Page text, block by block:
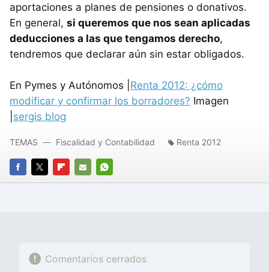
aportaciones a planes de pensiones o donativos.
En general, si queremos que nos sean aplicadas
deducciones a las que tengamos derecho,
tendremos que declarar aún sin estar obligados.
En Pymes y Autónomos | Renta 2012: ¿cómo
modificar y confirmar los borradores? Imagen
sergis blog
FACEBOOK
TWITTERFLIPBOARD
E-
WHATSAPP
TEMAS Fiscalidad y Contabilidad Renta 2012
Comentarios cerrados